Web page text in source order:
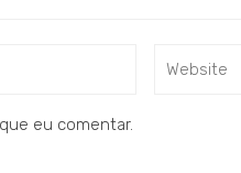
eu comentar.